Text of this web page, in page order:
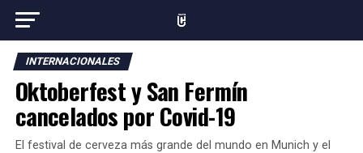
INTERNACIONALES
Oktoberfest y San Fermín
cancelados por Covid-19
El festival de cerveza más grande del mundo en Munich y el